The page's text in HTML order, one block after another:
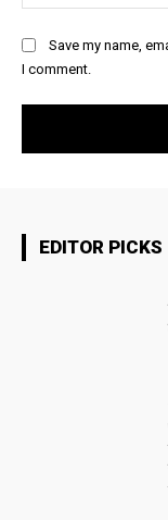
Save my name,
I comment.
EDITOR PICKS